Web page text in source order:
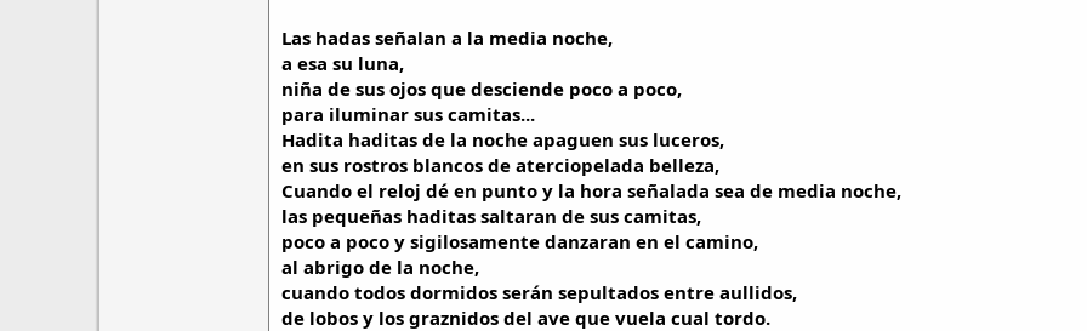
Las hadas señalan a la media noche,
a esa su luna,
niña de sus ojos que desciende poco a poco,
para iluminar sus camitas...
Hadita haditas de la noche apaguen sus luceros,
en sus rostros blancos de aterciopelada belleza,
Cuando el reloj dé en punto y la hora señalada sea de media noche,
las pequeñas haditas saltaran de sus camitas,
poco a poco y sigilosamente danzaran en el camino,
al abrigo de la noche,
cuando todos dormidos serán sepultados entre aullidos,
de lobos y los graznidos del ave que vuela cual tordo.